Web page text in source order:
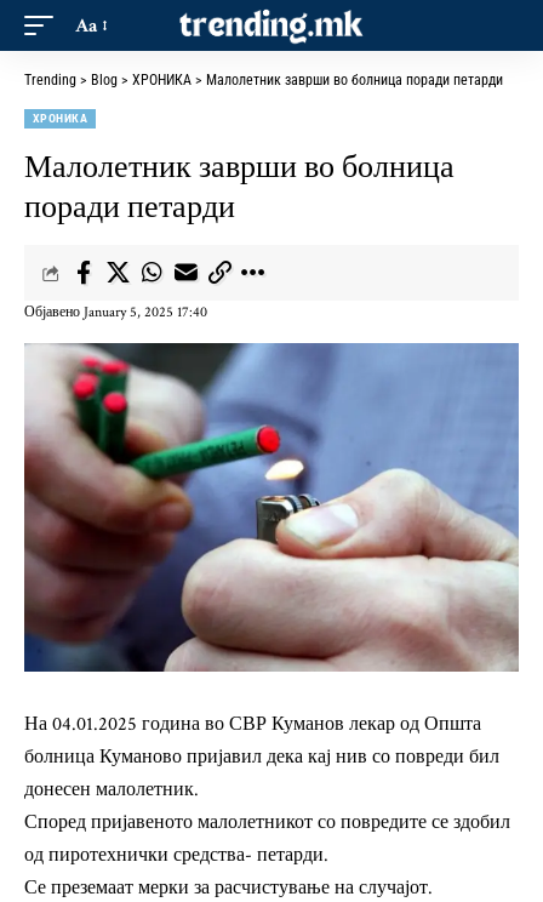
Aa
Trending > Blog > ХРОНИКА > Малолетник заврши во болница поради петарди
ХРОНИКА
Малолетник заврши во болница
поради петарди
Објавено January 5, 2025 17:40
На 04.01.2025 година во СВР Куманов лекар од Општа
болница Куманово пријавил дека кај нив со повреди бил
донесен малолетник.
Според пријавеното малолетникот со повредите се здобил
од пиротехнички средства- петарди.
Се преземаат мерки за расчистување на случајот.